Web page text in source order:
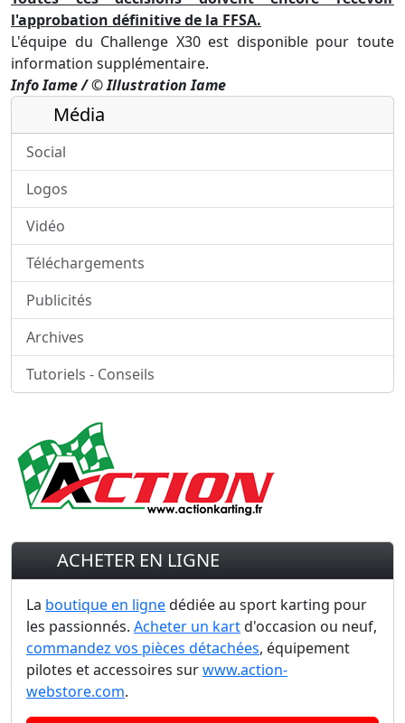
l'approbation définitive de la FFSA.
L'équipe du Challenge X30 est disponible pour toute
information supplémentaire.
Info Iame / © Illustration Iame
Média
Social
Logos
Vidéo
Téléchargements
Publicités
Archives
Tutoriels - Conseils
ACHETER EN LIGNE
La boutique en lignedédiée au sport karting pour
les passionnés. Acheter un kartd'occasion ou neuf,
commandez vos pièces détachées, équipement
pilotes et accessoires surwww.action-
webstore.com.